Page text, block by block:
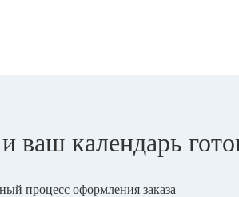
ваш календарь
процесс оформления заказа